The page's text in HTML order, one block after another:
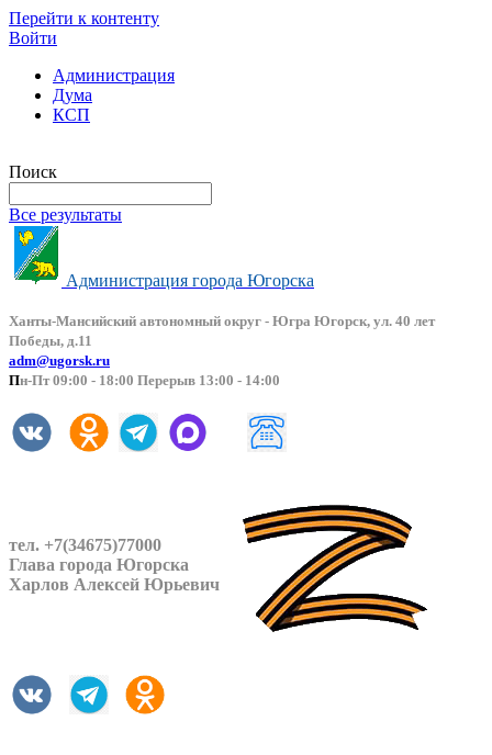
Перейти к контенту
Войти
Администрация
Дума
КСП
Поиск
Все результаты
Администрация города Югорска
Ханты-Мансийский автономный округ - Югра Югорск, ул. 40 лет
Победы, д.11
adm@ugorsk.ru
Пн-Пт 09:00 - 18:00 Перерыв 13:00 - 14:00
тел. +7(34675)77000
Глава города Югорска
Харлов Алексей Юрьевич